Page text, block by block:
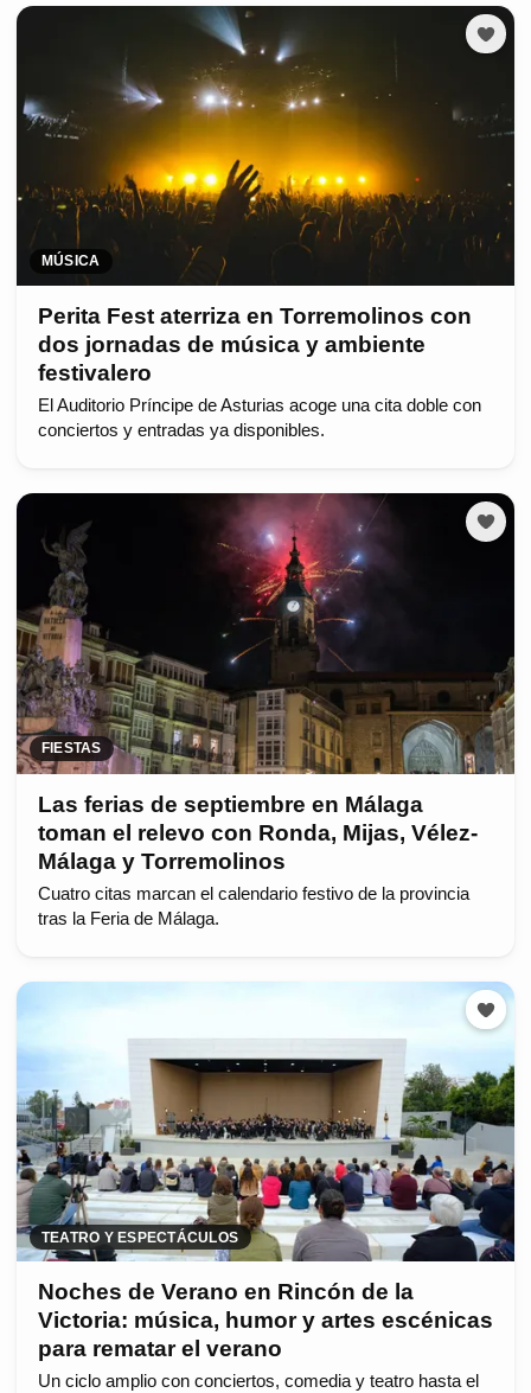
MÚSICA
Perita Fest aterriza en Torremolinos con
dos jornadas de música y ambiente
festivalero
El Auditorio Príncipe de Asturias acoge una cita doble con
conciertos y entradas ya disponibles.
FIESTAS
Las ferias de septiembre en Málaga
toman el relevo con Ronda, Mijas, Vélez-
Málaga y Torremolinos
Cuatro citas marcan el calendario festivo de la provincia
tras la Feria de Málaga.
TEATRO Y ESPECTÁCULOS
Noches de Verano en Rincón de la
Victoria: música, humor y artes escénicas
para rematar el verano
Un ciclo amplio con conciertos, comedia y teatro hasta el